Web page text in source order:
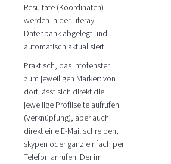
Resultate (Koordinaten)
werden in der Liferay-
Datenbank abgelegt und
automatisch aktualisiert.
Praktisch, das Infofenster
zum jeweiligen Marker: von
dort lässt sich direkt die
jeweilige Profilseite aufrufen
(Verknüpfung), aber auch
direkt eine E-Mail schreiben,
skypen oder ganz einfach per
Telefon anrufen. Der im